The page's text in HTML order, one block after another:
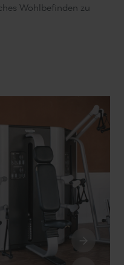
Wohlbefinden zu